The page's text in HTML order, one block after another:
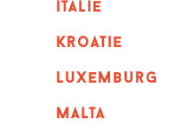
italie
kroatie
luxemburg
malta